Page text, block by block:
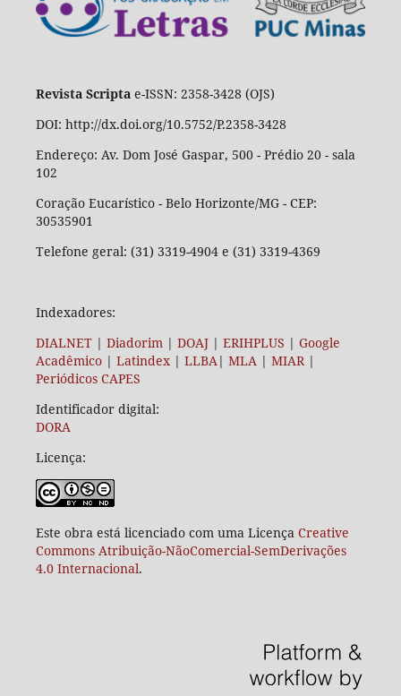
Revista Scriptae-ISSN: 2358-3428 (OJS)
DOI: http://dx.doi.org/10.5752/P.2358-3428
Endereço: Av. Dom José Gaspar, 500 - Prédio 20 - sala
102
Coração Eucarístico - Belo Horizonte/MG - CEP:
30535901
Telefone geral: (31) 3319-4904 e (31) 3319-4369
Indexadores:
DIALNET| Diadorim| DOAJ| ERIHPLUS | Google
Acadêmico| Latindex| LLBA| MLA| MIAR|
Periódicos CAPES
Identificador digital:
DORA
Licença:
Este obra está licenciado com uma Licença Creative
Commons Atribuição-NãoComercial-SemDerivações
4.0 Internacional.